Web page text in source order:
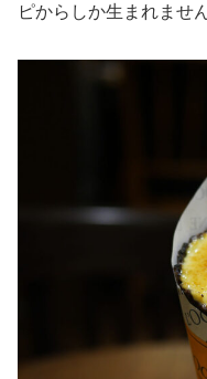
ピからしか生まれません